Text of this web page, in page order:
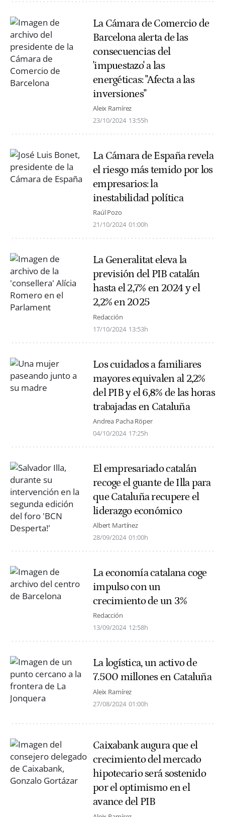
La Cámara de Comercio de
Barcelona alerta de las
consecuencias del
'impuestazo' a las
energéticas: "Afecta a las
inversiones"
Aleix Ramírez
23/10/2024 13:55h
La Cámara de España revela
el riesgo más temido por los
empresarios: la
inestabilidad política
Raúl Pozo
21/10/2024 01:00h
La Generalitat eleva la
previsión del PIB catalán
hasta el 2,7% en 2024 y el
2,2% en 2025
Redacción
17/10/2024 13:53h
Los cuidados a familiares
mayores equivalen al 2,2%
del PIB y el 6,8% de las horas
trabajadas en Cataluña
Andrea Pacha Röper
04/10/2024 17:25h
El empresariado catalán
recoge el guante de Illa para
que Cataluña recupere el
liderazgo económico
Albert Martínez
28/09/2024 01:00h
La economía catalana coge
impulso con un
crecimiento de un 3%
Redacción
13/09/2024 12:58h
La logística, un activo de
7.500 millones en Cataluña
Aleix Ramírez
27/08/2024 01:00h
Caixabank augura que el
crecimiento del mercado
hipotecario será sostenido
por el optimismo en el
avance del PIB